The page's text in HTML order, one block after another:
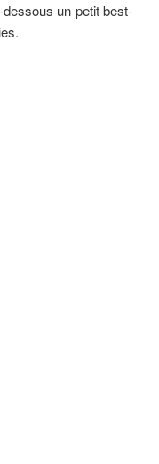
un petit best-